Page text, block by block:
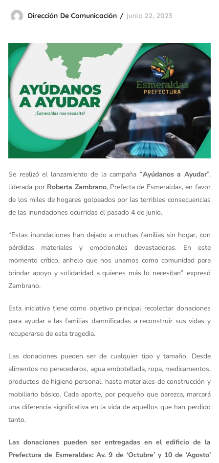
Dirección De Comunicación junio 22, 2023
Se realizó el lanzamiento de la campaña “Ayúdanos a Ayudar”,
liderada por Roberta Zambrano, Prefecta de Esmeraldas, en favor
de los miles de hogares golpeados por las terribles consecuencias
de las inundaciones ocurridas el pasado 4 de junio.
“Estas inundaciones han dejado a muchas familias sin hogar, con
pérdidas materiales y emocionales devastadoras. En este
momento crítico, anhelo que nos unamos como comunidad para
brindar apoyo y solidaridad a quienes más lo necesitan” expresó
Zambrano.
Esta iniciativa tiene como objetivo principal recolectar donaciones
para ayudar a las familias damnificadas a reconstruir sus vidas y
recuperarse de esta tragedia.
Las donaciones pueden ser de cualquier tipo y tamaño. Desde
alimentos no perecederos, agua embotellada, ropa, medicamentos,
productos de higiene personal, hasta materiales de construcción y
mobiliario básico. Cada aporte, por pequeño que parezca, marcará
una diferencia significativa en la vida de aquellos que han perdido
tanto.
Las donaciones pueden ser entregadas en el edificio de la
Prefectura de Esmeraldas: Av. 9 de ‘Octubre’ y 10 de ‘Agosto’